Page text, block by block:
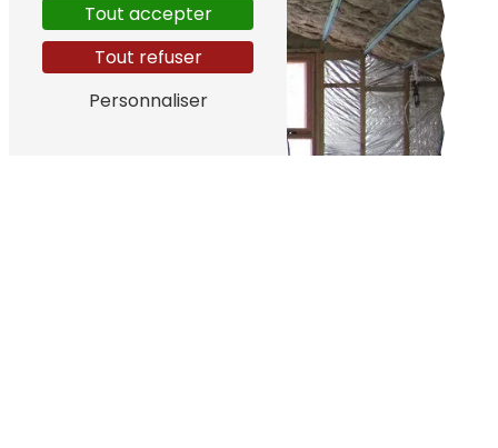
Tout accepter
Tout refuser
Personnaliser